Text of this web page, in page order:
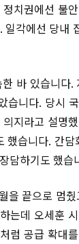
치권에선 불
각에선 당내
바 있습니다
습니다. 당시
지라고 설명
했습니다. 간
담하기도 했습
을 끝으로 멈
는데 오세훈
럼 공급 확대